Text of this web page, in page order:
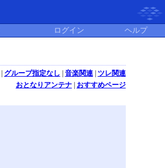
ログイン ヘルプ
グループ指定なし 音楽関連| ツレ関連
おとなりアンテナ| おすすめページ